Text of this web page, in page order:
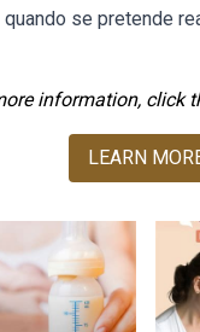
se pretende
information, click
LEARN